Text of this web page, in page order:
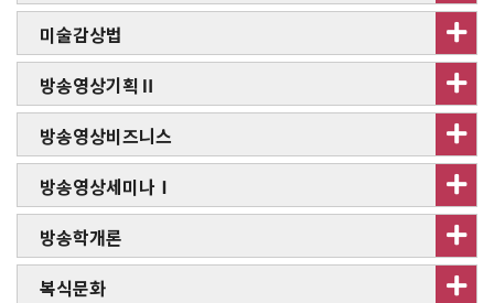
미술감상법
방송영상기획Ⅱ
방송영상비즈니스
방송영상세미나Ⅰ
방송학개론
복식문화